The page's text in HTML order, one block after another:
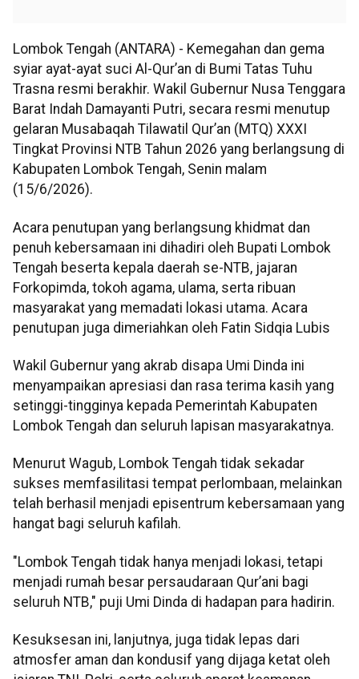
Lombok Tengah (ANTARA) - Kemegahan dan gema
syiar ayat-ayat suci Al-Qur’an di Bumi Tatas Tuhu
Trasna resmi berakhir. Wakil Gubernur Nusa Tenggara
Barat Indah Damayanti Putri, secara resmi menutup
gelaran Musabaqah Tilawatil Qur’an (MTQ) XXXI
Tingkat Provinsi NTB Tahun 2026 yang berlangsung di
Kabupaten Lombok Tengah, Senin malam
(15/6/2026).
Acara penutupan yang berlangsung khidmat dan
penuh kebersamaan ini dihadiri oleh Bupati Lombok
Tengah beserta kepala daerah se-NTB, jajaran
Forkopimda, tokoh agama, ulama, serta ribuan
masyarakat yang memadati lokasi utama. Acara
penutupan juga dimeriahkan oleh Fatin Sidqia Lubis
Wakil Gubernur yang akrab disapa Umi Dinda ini
menyampaikan apresiasi dan rasa terima kasih yang
setinggi-tingginya kepada Pemerintah Kabupaten
Lombok Tengah dan seluruh lapisan masyarakatnya.
Menurut Wagub, Lombok Tengah tidak sekadar
sukses memfasilitasi tempat perlombaan, melainkan
telah berhasil menjadi episentrum kebersamaan yang
hangat bagi seluruh kafilah.
"Lombok Tengah tidak hanya menjadi lokasi, tetapi
menjadi rumah besar persaudaraan Qur’ani bagi
seluruh NTB," puji Umi Dinda di hadapan para hadirin.
Kesuksesan ini, lanjutnya, juga tidak lepas dari
atmosfer aman dan kondusif yang dijaga ketat oleh